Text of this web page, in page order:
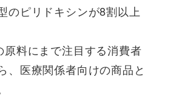
のピリドキシンが8割以上
原料にまで注目する消費者
、医療関係者向けの商品と